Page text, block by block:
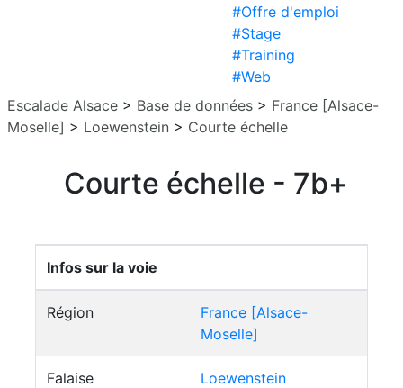
#Offre d'emploi
#Stage
#Training
#Web
Escalade Alsace > Base de données > France [Alsace-
Moselle] > Loewenstein > Courte échelle
Courte échelle - 7b+
Infos sur la voie
Région
France [Alsace-
Moselle]
Falaise Loewenstein